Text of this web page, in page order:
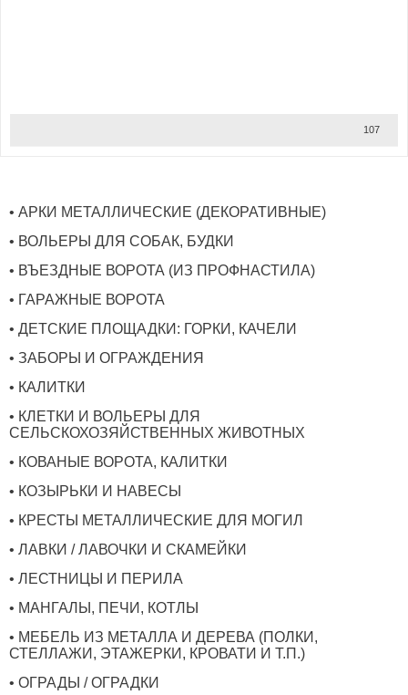
107
• АРКИ МЕТАЛЛИЧЕСКИЕ (ДЕКОРАТИВНЫЕ)
• ВОЛЬЕРЫ ДЛЯ СОБАК, БУДКИ
• ВЪЕЗДНЫЕ ВОРОТА (ИЗ ПРОФНАСТИЛА)
• ГАРАЖНЫЕ ВОРОТА
• ДЕТСКИЕ ПЛОЩАДКИ: ГОРКИ, КАЧЕЛИ
• ЗАБОРЫ И ОГРАЖДЕНИЯ
• КАЛИТКИ
• КЛЕТКИ И ВОЛЬЕРЫ ДЛЯ
СЕЛЬСКОХОЗЯЙСТВЕННЫХ ЖИВОТНЫХ
• КОВАНЫЕ ВОРОТА, КАЛИТКИ
• КОЗЫРЬКИ И НАВЕСЫ
• КРЕСТЫ МЕТАЛЛИЧЕСКИЕ ДЛЯ МОГИЛ
• ЛАВКИ / ЛАВОЧКИ И СКАМЕЙКИ
• ЛЕСТНИЦЫ И ПЕРИЛА
• МАНГАЛЫ, ПЕЧИ, КОТЛЫ
• МЕБЕЛЬ ИЗ МЕТАЛЛА И ДЕРЕВА (ПОЛКИ,
СТЕЛЛАЖИ, ЭТАЖЕРКИ, КРОВАТИ И Т.П.)
• ОГРАДЫ / ОГРАДКИ